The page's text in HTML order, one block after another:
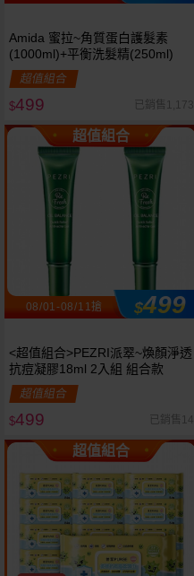
Amida 蜜拉~角質蛋白護髮素
(1000ml)+平衡洗髮精(250ml)
超值組合
$499 已銷售1,173
超值組合
08/01-08/11搶 $499
<超值組合>PEZRI派翠~煥顏淨透
抗痘凝膠18ml 2入組 組合款
超值組合
$499 已銷售14
超值組合